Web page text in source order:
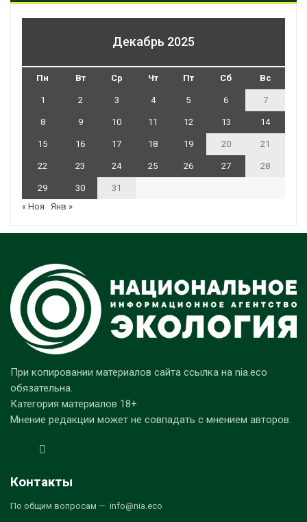
Декабрь 2025
Пн Вт Ср Чт Пт Сб Вс
1 2 3 4 5 6 7
8 9 10 11 12 13 14
15 16 17 18 19 20 21
22 23 24 25 26 27 28
29 30
31
« Ноя
Янв »
При копировании материалов сайта ссылка на nia.eco
обязательна.
Категория материалов 18+
Мнение редакции может не совпадать с мнением авторов.
Контакты
По общим вопросам — info@nia.eco